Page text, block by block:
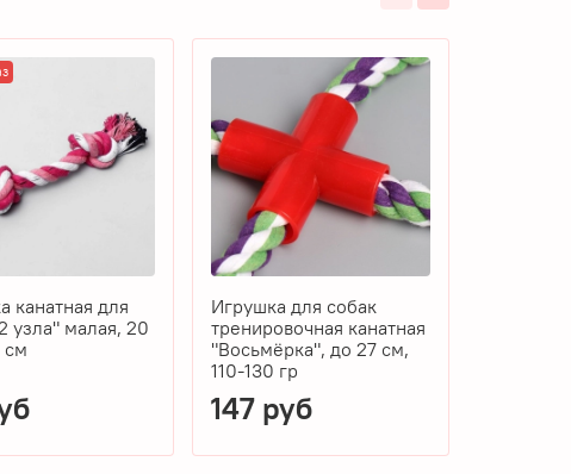
канатная для
узла" малая, 20
см
Игрушка для собак
тренировочная канатная
"Восьмёрка", до 27 см,
110-130 гр
147 руб